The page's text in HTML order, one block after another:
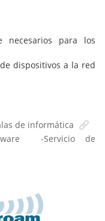
necesarios para los
dispositivos a la red
de informática
-Servicio de